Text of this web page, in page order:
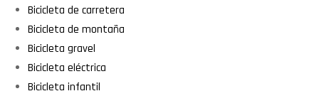
Bicicleta de carretera
Bicicleta de montaña
Bicicleta gravel
Bicicleta eléctrica
Bicicleta infantil